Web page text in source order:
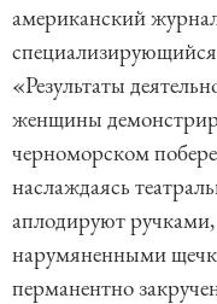
американский
«Результаты
женщины
черноморском
наслаждаясь
аплодируют
нарумяненными
перманентно